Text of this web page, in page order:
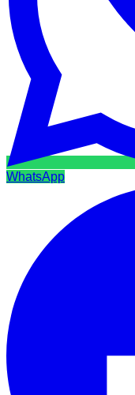
WhatsApp